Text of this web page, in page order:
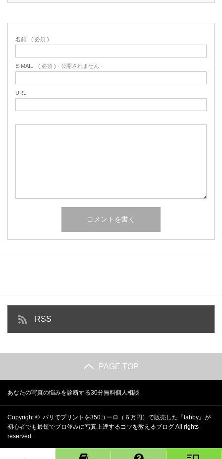
名前 ( 必須 )
E-MAIL ( 必須 ) - 公開されません -
URL
RSS
PAGE TOP
あなたの写真の悩みを診断する30分無料個人相談
Copyright © パリでプリントを350ユーロ（６万円）で販売した『tabby』が
初心者でも最短でプロ並みに写真上達するコツを教えるブログ All rights
reserved.